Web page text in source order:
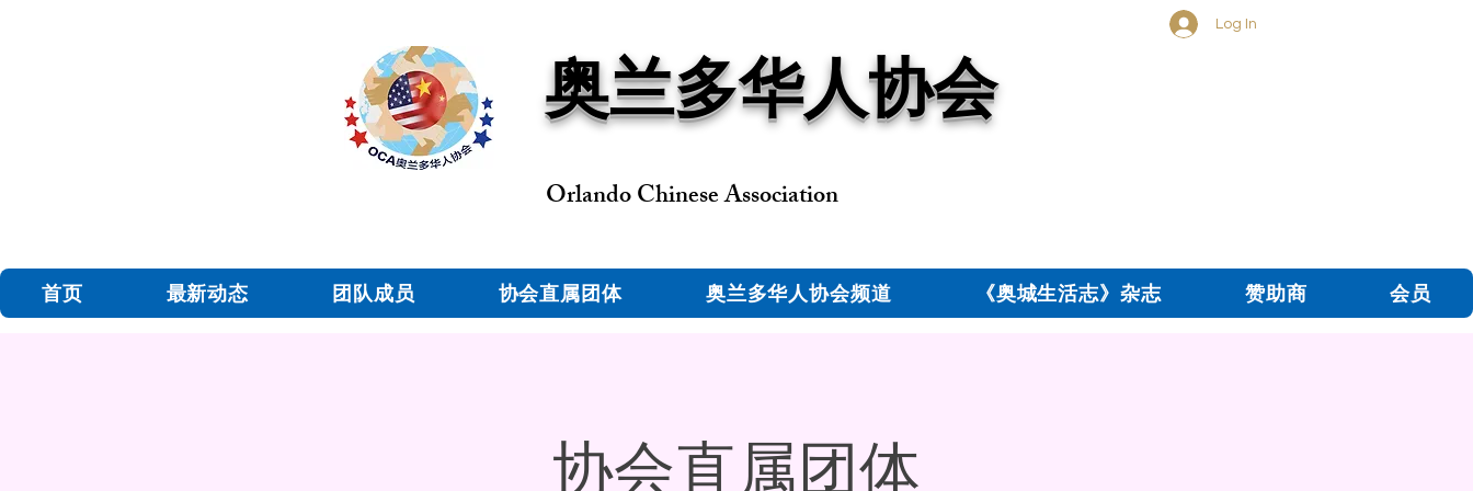
Log In
奥兰多华人协会
Orlando Chinese Association
首页 最新动态 团队成员 协会直属团体 奥兰多华人协会频道 《奥城生活志》杂志 赞助商 会员
协会直属团体